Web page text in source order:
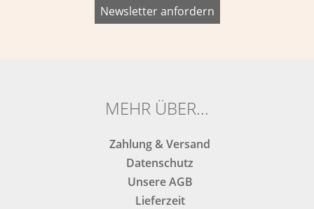
MEHR ÜBER...
Zahlung & Versand
Datenschutz
Unsere AGB
Lieferzeit